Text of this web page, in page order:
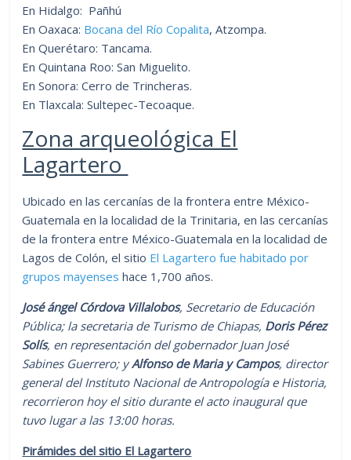
En Hidalgo: Pañhú
En Oaxaca: Bocana del Río Copalita, Atzompa.
En Querétaro: Tancama.
En Quintana Roo: San Miguelito.
En Sonora: Cerro de Trincheras.
En Tlaxcala: Sultepec-Tecoaque.
Zona arqueológica El
Lagartero
Ubicado en las cercanías de la frontera entre México-
Guatemala en la localidad de la Trinitaria, en las cercanías
de la frontera entre México-Guatemala en la localidad de
Lagos de Colón, el sitio El Lagartero fue habitado por
grupos mayenses hace 1,700 años.
José ángel Córdova Villalobos, Secretario de Educación
Pública; la secretaria de Turismo de Chiapas, Doris Pérez
Solís, en representación del gobernador Juan José
Sabines Guerrero; yAlfonso de Maria y Campos, director
general del Instituto Nacional de Antropología e Historia,
recorrieron hoy el sitio durante el acto inaugural que
tuvo lugar a las 13:00 horas.
Pirámides del sitio El Lagartero